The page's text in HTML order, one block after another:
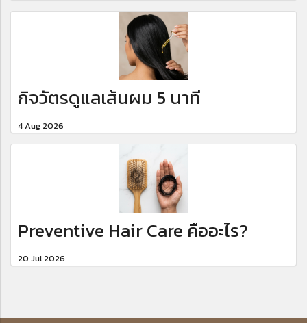
กิจวัตรดูแลเส้นผม 5 นาที
4 Aug 2026
Preventive Hair Care คืออะไร?
20 Jul 2026